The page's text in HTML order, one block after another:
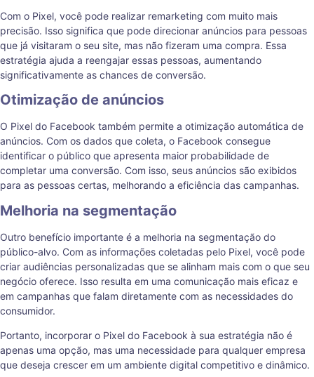
Com o Pixel, você pode realizar remarketing com muito mais
precisão. Isso significa que pode direcionar anúncios para pessoas
que já visitaram o seu site, mas não fizeram uma compra. Essa
estratégia ajuda a reengajar essas pessoas, aumentando
significativamente as chances de conversão.
Otimização de anúncios
O Pixel do Facebook também permite a otimização automática de
anúncios. Com os dados que coleta, o Facebook consegue
identificar o público que apresenta maior probabilidade de
completar uma conversão. Com isso, seus anúncios são exibidos
para as pessoas certas, melhorando a eficiência das campanhas.
Melhoria na segmentação
Outro benefício importante é a melhoria na segmentação do
público-alvo. Com as informações coletadas pelo Pixel, você pode
criar audiências personalizadas que se alinham mais com o que seu
negócio oferece. Isso resulta em uma comunicação mais eficaz e
em campanhas que falam diretamente com as necessidades do
consumidor.
Portanto, incorporar o Pixel do Facebook à sua estratégia não é
apenas uma opção, mas uma necessidade para qualquer empresa
que deseja crescer em um ambiente digital competitivo e dinâmico.